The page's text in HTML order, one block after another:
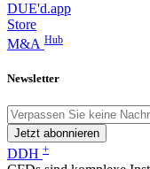
DUE'd.app
Store
M&A Hub
Newsletter
Jetzt abonnieren
DDH +